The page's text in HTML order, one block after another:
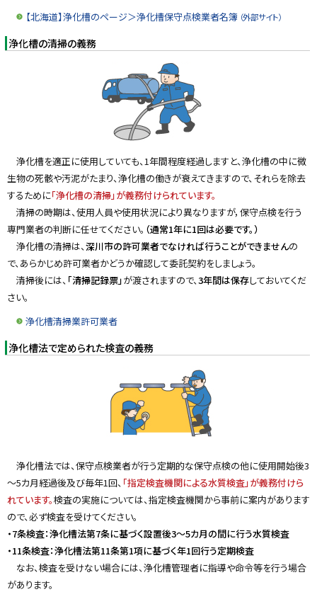
【北海道】浄化槽のページ＞浄化槽保守点検業者名簿 （外部サイト）
浄化槽の清掃の義務
浄化槽を適正に使用していても、1年間程度経過しますと、浄化槽の中に微
生物の死骸や汚泥がたまり、浄化槽の働きが衰えてきますので、それらを除去
するために「浄化槽の清掃」が義務付けられています。
清掃の時期は、使用人員や使用状況により異なりますが，保守点検を行う
専門業者の判断に任せてください。 （通常1年に1回は必要です。）
浄化槽の清掃は、深川市の許可業者でなければ行うことができませんの
で、あらかじめ許可業者かどうか確認して委託契約をしましょう。
清掃後には、 「清掃記録票」が渡されますので、3年間は保存しておいてくだ
さい。
浄化槽清掃業許可業者
浄化槽法で定められた検査の義務
浄化槽法では、保守点検業者が行う定期的な保守点検の他に使用開始後3
～5カ月経過後及び毎年1回、 「指定検査機関による水質検査」が義務付けら
れています。検査の実施については、指定検査機関から事前に案内があります
ので、必ず検査を受けてください。
・7条検査：浄化槽法第7条に基づく設置後3～5カ月の間に行う水質検査
・11条検査：浄化槽法第11条第1項に基づく年1回行う定期検査
なお、検査を受けない場合には、浄化槽管理者に指導や命令等を行う場合
があります。